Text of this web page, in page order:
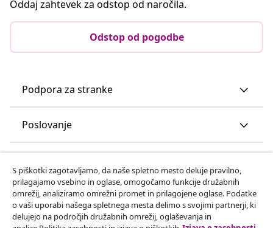
Oddaj zahtevek za odstop od naročila.
Odstop od pogodbe
Podpora za stranke
Poslovanje
Odkrijte več
S piškotki zagotavljamo, da naše spletno mesto deluje pravilno,
prilagajamo vsebino in oglase, omogočamo funkcije družabnih
omrežij, analiziramo omrežni promet in prilagojene oglase. Podatke
o vaši uporabi našega spletnega mesta delimo s svojimi partnerji, ki
delujejo na področjih družabnih omrežij, oglaševanja in